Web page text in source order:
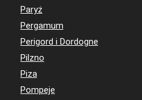
Paryż
Pergamum
Perigord i Dordogne
Pilzno
Piza
Pompeje